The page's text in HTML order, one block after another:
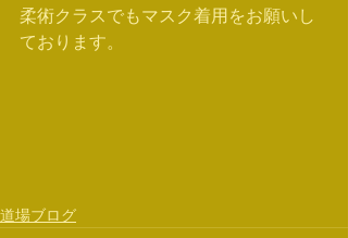
柔術クラスでもマスク着用をお願いし
ております。
道場ブログ